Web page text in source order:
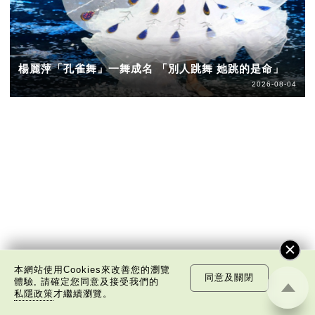
楊麗萍「孔雀舞」一舞成名 「別人跳舞 她跳的是命」
2026-08-04
本網站使用Cookies來改善您的瀏覽
體驗, 請確定您同意及接受我們的
私隱政策才繼續瀏覽。
同意及關閉